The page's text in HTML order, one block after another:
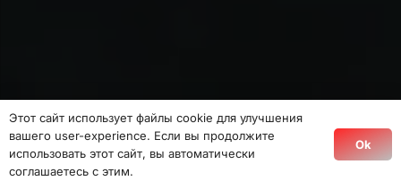
Этот сайт использует файлы cookie для улучшения
вашего user-experience. Если вы продолжите
использовать этот сайт, вы автоматически
соглашаетесь с этим.
Ok